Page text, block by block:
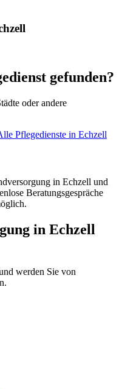
gefunden?
oder andere
Pflegedienste in Echzell
in Echzell und
Beratungsgespräche
in Echzell
werden Sie von